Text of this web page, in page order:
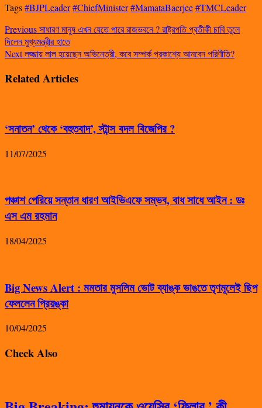
Tags#BJPLeader#ChiefMinister#MamataBaerjee#TMCLeader
Previousসাধারণ মানুষ এখন যেতে পারে রাজভবনে ? রাষ্ট্রপতি প্রতীকী চাবি তুলে
দিলেন মুখ্যমন্ত্রীর হাতে
Nextলজ্জায় লাল হয়েছেন অভিনেত্রী, কবে সম্পর্ক প্রকাশ্যে আনবেন পরিণীতি?
Related Articles
‘সনাতন’ থেকে ‘বহুতবাদ’, স্টান্স বদল বিজেপির ?
11/07/2025
পঞ্চাশ পেরিয়ে সন্তান ধারণ আইভিএফে সম্ভব, বাধ সাধে আইন : ডঃ
এস এম রহমান
18/04/2025
Big News Alert : মমতার মুসলিম ভোট ব্যাঙ্ক ভাঙতে তৃণমূলেই ছিপ
ফেললেন প্রিয়ঙ্কা
10/04/2025
Check Also